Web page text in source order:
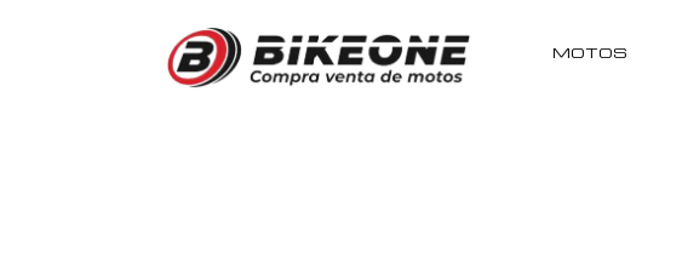
MOTOS